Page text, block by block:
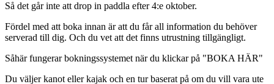
Så det går inte att drop in paddla efter 4:e oktober.
Fördel med att boka innan är att du får all information du behöver
serverad till dig. Och du vet att det finns utrustning tillgängligt.
Såhär fungerar bokningssystemet när du klickar på "BOKA HÄR"
Du väljer kanot eller kajak och en tur baserat på om du vill vara ute